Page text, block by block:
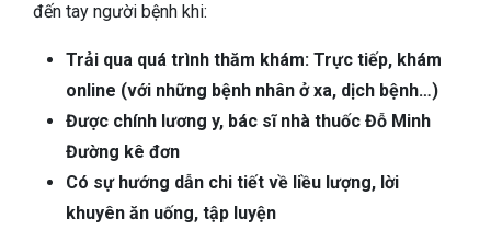
đến tay người bệnh khi:
Trải qua quá trình thăm khám: Trực tiếp, khám
online (với những bệnh nhân ở xa, dịch bệnh…)
Được chính lương y, bác sĩ nhà thuốc Đỗ Minh
Đường kê đơn
Có sự hướng dẫn chi tiết về liều lượng, lời
khuyên ăn uống, tập luyện